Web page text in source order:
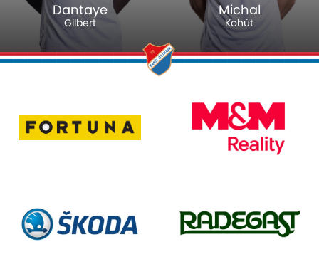
Dantaye
Gilbert
Michal
Kohút